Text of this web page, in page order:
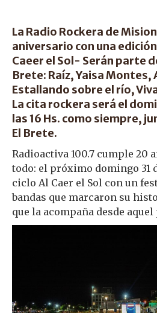
La Radio Rockera de
aniversario con una
Caeer el Sol- Serán parte
Brete: Raíz, Yaisa
Estallando sobre el río,
La cita rockera será el
las 16 Hs. como siempre,
El Brete.
Radioactiva 100.7 cumple 20
todo: el próximo domingo 31
ciclo Al Caer el Sol con un
bandas que marcaron su
que la acompaña desde